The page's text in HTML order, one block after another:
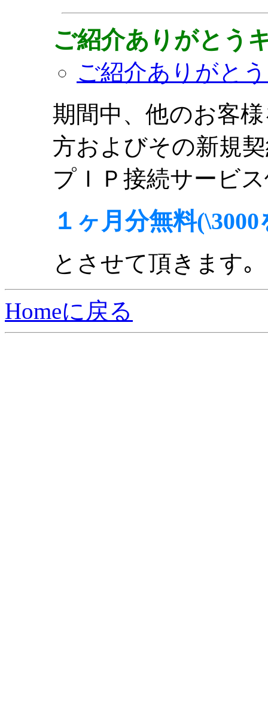
ご紹介ありがとう
ご紹介ありがと
期間中、他のお客
方およびその新規
プＩＰ接続サービ
１ヶ月分無料
とさせて頂きます｡
Homeに戻る